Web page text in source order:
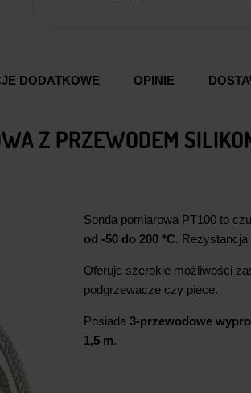
DODATKOWE OPINIE
Z PRZEWODEM
Sonda pomiarowa PT100 to
od -50 do 200 *C.
Oferuje szerokie możliwości
podgrzewacze czy piece.
Posiada 3-przewodowe
1,5 m.